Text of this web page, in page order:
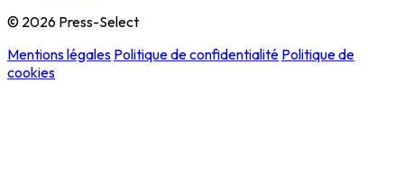
© 2026 Press-Select
Mentions légales Politique de confidentialité Politique de
cookies